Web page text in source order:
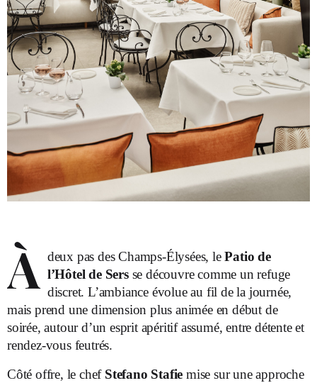
À deux pas des Champs-Élysées, lePatio de
l’Hôtel de Sersse découvre comme un refuge
discret. L’ambiance évolue au fil de la journée,
mais prend une dimension plus animée en début de
soirée, autour d’un esprit apéritif assumé, entre détente et
rendez-vous feutrés.
Côté offre, le chef Stefano Stafie mise sur une approche